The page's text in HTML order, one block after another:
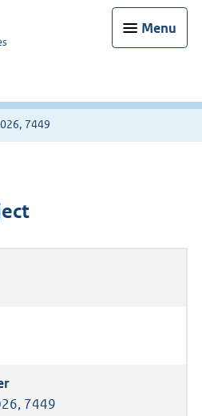
Menu
7449
7449